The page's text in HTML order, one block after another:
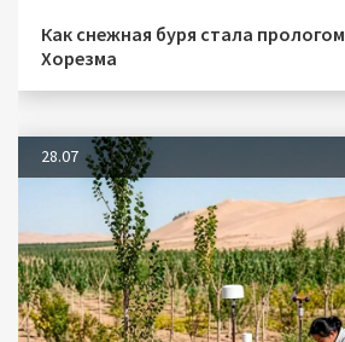
Как снежная буря стала
Хорезма
28.07